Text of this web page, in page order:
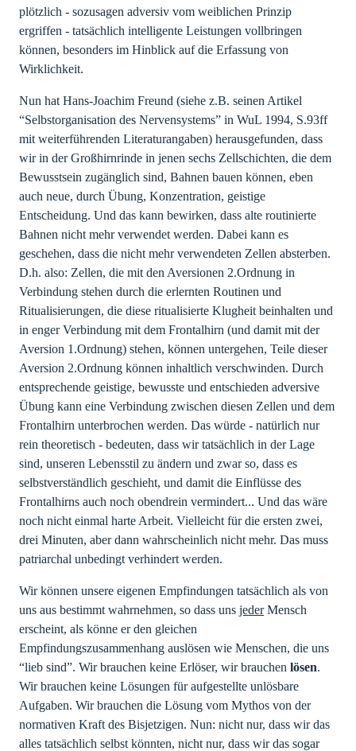
plötzlich - sozusagen adversiv vom weiblichen Prinzip
ergriffen - tatsächlich intelligente Leistungen vollbringen
können, besonders im Hinblick auf die Erfassung von
Wirklichkeit.
Nun hat Hans-Joachim Freund (siehe z.B. seinen Artikel
“Selbstorganisation des Nervensystems” in WuL 1994, S.93ff
mit weiterführenden Literaturangaben) herausgefunden, dass
wir in der Großhirnrinde in jenen sechs Zellschichten, die dem
Bewusstsein zugänglich sind, Bahnen bauen können, eben
auch neue, durch Übung, Konzentration, geistige
Entscheidung. Und das kann bewirken, dass alte routinierte
Bahnen nicht mehr verwendet werden. Dabei kann es
geschehen, dass die nicht mehr verwendeten Zellen absterben.
D.h. also: Zellen, die mit den Aversionen 2.Ordnung in
Verbindung stehen durch die erlernten Routinen und
Ritualisierungen, die diese ritualisierte Klugheit beinhalten und
in enger Verbindung mit dem Frontalhirn (und damit mit der
Aversion 1.Ordnung) stehen, können untergehen, Teile dieser
Aversion 2.Ordnung können inhaltlich verschwinden. Durch
entsprechende geistige, bewusste und entschieden adversive
Übung kann eine Verbindung zwischen diesen Zellen und dem
Frontalhirn unterbrochen werden. Das würde - natürlich nur
rein theoretisch - bedeuten, dass wir tatsächlich in der Lage
sind, unseren Lebensstil zu ändern und zwar so, dass es
selbstverständlich geschieht, und damit die Einflüsse des
Frontalhirns auch noch obendrein vermindert... Und das wäre
noch nicht einmal harte Arbeit. Vielleicht für die ersten zwei,
drei Minuten, aber dann wahrscheinlich nicht mehr. Das muss
patriarchal unbedingt verhindert werden.
Wir können unsere eigenen Empfindungen tatsächlich als von
uns aus bestimmt wahrnehmen, so dass uns jederMensch
erscheint, als könne er den gleichen
Empfindungszusammenhang auslösen wie Menschen, die uns
“lieb sind”. Wir brauchen keine Erlöser, wir brauchen lösen.
Wir brauchen keine Lösungen für aufgestellte unlösbare
Aufgaben. Wir brauchen die Lösung vom Mythos von der
normativen Kraft des Bisjetzigen. Nun: nicht nur, dass wir das
alles tatsächlich selbst könnten, nicht nur, dass wir das sogar